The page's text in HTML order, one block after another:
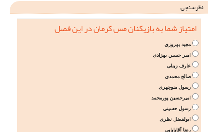
نظرسنجی
امتیاز شما به بازیکنان مس کرمان در این فصل
مجید بهروزی
امیر حسین بهزادی
عارف زینلی
صالح محمدی
رسول منوچهری
امیرحسین پورمحمد
رسول حسینی
ابولفضل نظری
رضا آقابابایی